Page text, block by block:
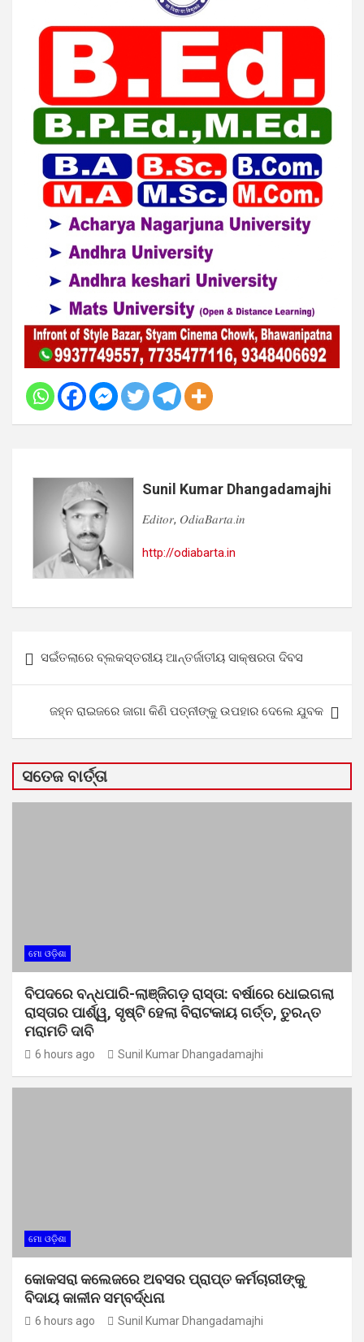
Sunil Kumar Dhangadamajhi
𝐸𝑑𝑖𝑡𝑜𝑟, 𝑂𝑑𝑖𝑎𝐵𝑎𝑟𝑡𝑎.𝑖𝑛
http://odiabarta.in
navigation
ସଇଁତଲାରେ ବ୍ଲକସ୍ତରୀୟ ଆନ୍ତର୍ଜାତୀୟ ସାକ୍ଷରତା ଦିବସ
ଜହ୍ନ ରାଇଜରେ ଜାଗା କିଣି ପତ୍ନୀଙ୍କୁ ଉପହାର ଦେଲେ ଯୁବକ
ସତେଜ ବାର୍ତ୍ତା
ମୋ ଓଡ଼ିଶା
ବିପଦରେ ବନ୍ଧପାରି-ଲାଞ୍ଜିଗଡ଼ ରାସ୍ତା: ବର୍ଷାରେ ଧୋଇଗଲା
ରାସ୍ତାର ପାର୍ଶ୍ୱ, ସୃଷ୍ଟି ହେଲା ବିରାଟକାୟ ଗର୍ତ୍ତ, ତୁରନ୍ତ
ମରାମତି ଦାବି
6 hours ago Sunil Kumar Dhangadamajhi
ମୋ ଓଡ଼ିଶା
କୋକସରା କଲେଜରେ ଅବସର ପ୍ରାପ୍ତ କର୍ମଚାରୀଙ୍କୁ
ବିଦାୟ କାଳୀନ ସମ୍ବର୍ଦ୍ଧନା
6 hours ago Sunil Kumar Dhangadamajhi